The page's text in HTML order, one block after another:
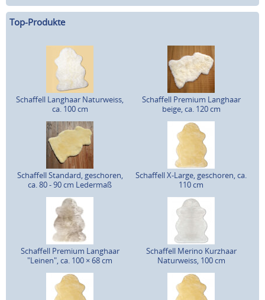
Top-Produkte
Schaffell Langhaar Naturweiss,
ca. 100 cm
Schaffell Premium Langhaar
beige, ca. 120 cm
Schaffell Standard, geschoren,
ca. 80 - 90 cm Ledermaß
Schaffell X-Large, geschoren, ca.
110 cm
Schaffell Premium Langhaar
"Leinen", ca. 100 × 68 cm
Schaffell Merino Kurzhaar
Naturweiss, 100 cm